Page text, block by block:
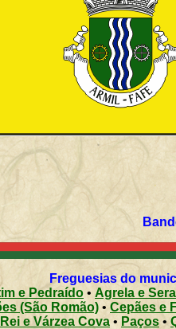
Freguesias do
e Pedraído • Agrela e
(São Romão) • Cepães e
e Várzea Cova • Paços •